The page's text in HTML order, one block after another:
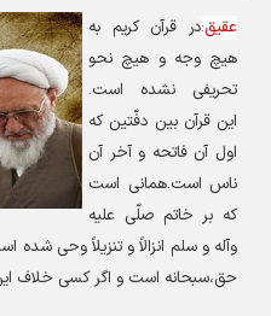
عقیق:در قرآن کریم به
هیچ وجه و هیچ نحو
تحریفی نشده است.
این قرآن بین دفّتین که
اول آن فاتحه و آخر آن
ناس است.همانی است
که بر خاتم صلّی علیه
وآله و سلم انزالاً و تنزیلاً وحی شده
حق،سبحانه است و اگر کسی خلاف